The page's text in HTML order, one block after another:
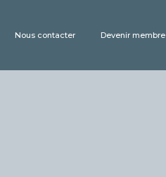
Nous contacter Devenir membre